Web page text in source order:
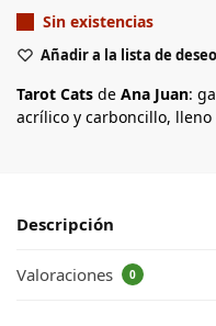
Sin existencias
Añadir a la lista de
Tarot Cats de Ana Juan:
acrílico y carboncillo,
Descripción
Valoraciones 0